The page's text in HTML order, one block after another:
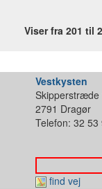
Viser fra 201 til
Vestkysten
Skipperstræde
2791 Dragør
Telefon: 32 53
find vej